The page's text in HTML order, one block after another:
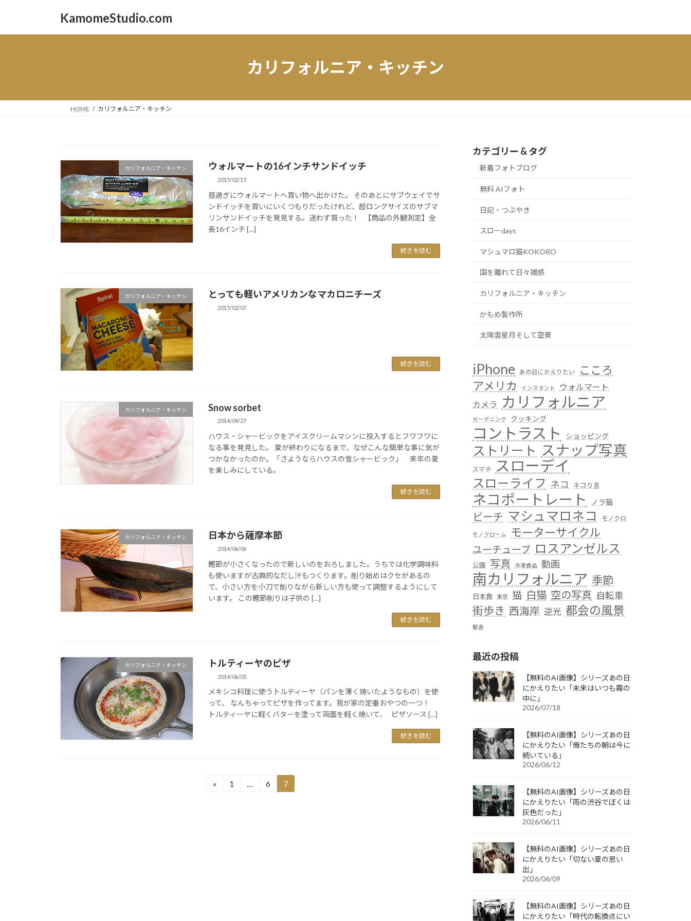
KamomeStudio.com
カリフォルニア・キッチン
HOME カリフォルニア・キッチン
カリフォルニア・キッチン ウォルマートの16インチサンドイッチ
2015/02/15
昼過ぎにウォルマートへ買い物へ出かけた。 そのあとにサブウェイでサ
ンドイッチを買いにいくつもりだったけれど、超ロングサイズのサブマ
リンサンドイッチを発見する。迷わず買った！ 【商品の外観測定】全
長16インチ […]
続きを読む
カリフォルニア・キッチン とっても軽いアメリカンなマカロニチーズ
2015/02/07
続きを読む
カリフォルニア・キッチン Snow sorbet
2014/09/27
ハウス・シャービックをアイスクリームマシンに投入するとフワフワに
なる事を発見した。 夏が終わりになるまで、なぜこんな簡単な事に気が
つかなかったのか。「さようならハウスの雪シャービック」 来年の夏
を楽しみにしている。
続きを読む
カリフォルニア・キッチン 日本から薩摩本節
2014/06/06
鰹節が小さくなったので新しいのをおろしました。うちでは化学調味料
も使いますが古典的なだし汁もつくります。削り始めはクセがあるの
で、小さい方を小刀で削りながら新しい方も使って調整するようにして
います。 この鰹節削りは子供の […]
続きを読む
カリフォルニア・キッチン トルティーヤのピザ
2014/06/05
メキシコ料理に使うトルティーヤ（パンを薄く焼いたようなもの）を使
って、 なんちゃってピザを作ってます。我が家の定番おやつの一つ！
トルティーヤに軽くバターを塗って両面を軽く焼いて、 ピザソース […]
続きを読む
«
固
1 …
固
6
固
7
カテゴリー & タグ
新着フォトブログ
無料 AIフォト
日記・つぶやき
スローdays
マシュマロ猫KOKORO
国を離れて日々雑感
カリフォルニア・キッチン
かもめ製作所
太陽雲星月そして空景
iPhone あの日にかえりたい
こころ
アメリカ
インスタント
ウォルマート
カメラ
カリフォルニア
ガーデニング クッキング
コントラスト ショッピング
ストリート スナップ写真
スマホ スローデイ
スローライフ ネコ ネコり言
ネコポートレート ノラ猫
ビーチ マシュマロネコ モノクロ
モノクローム モーターサイクル
ユーチューブ ロスアンゼルス
公園 写真 冷凍食品 動画
南カリフォルニア 季節
日本食 東京 猫 白猫 空の写真 自転車
街歩き 西海岸 逆光 都会の風景
駅舎
最近の投稿
【無料のAI画像】シリーズあの日
にかえりたい「未来はいつも霧の
中に」
2026/07/18
【無料のAI画像】シリーズあの日
にかえりたい「俺たちの朝は今に
続いている」
2026/06/12
【無料のAI画像】シリーズあの日
にかえりたい「雨の渋谷でぼくは
灰色だった」
2026/06/11
【無料のAI画像】シリーズあの日
にかえりたい「切ない夏の思い
出」
2026/06/09
【無料のAI画像】シリーズあの日
にかえりたい「時代の転換点にい